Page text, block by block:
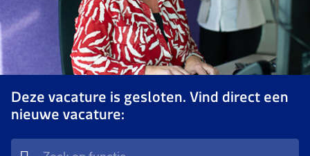
Deze vacature is gesloten. Vind direct een
nieuwe vacature: